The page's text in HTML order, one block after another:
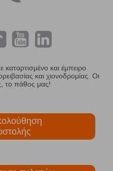
καταρτισμένο και έμπειρο
και χιονοδρομίας. Οι
το πάθος μας!